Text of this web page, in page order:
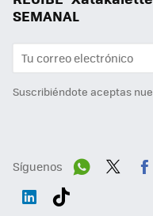
SEMANAL
Suscribiéndote aceptas
Síguenos